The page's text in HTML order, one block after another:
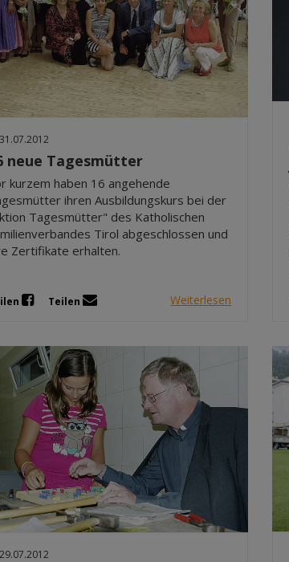
31.07.2012
neue Tagesmütter
kurzem haben 16 angehende
ihren Ausbildungskurs bei der
Tagesmütter" des Katholischen
Tirol abgeschlossen und
Zertifikate erhalten.
Teilen Weiterlesen
29.07.2012